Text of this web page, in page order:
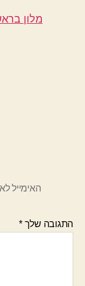
מלון
האימייל
התגובה שלך*